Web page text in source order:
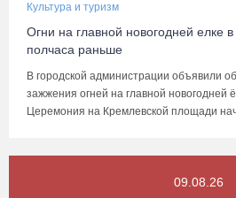
Культура и туризм
Огни на главной новогодней елке в
полчаса раньше
В городской администрации объявили
зажжения огней на главной новогодней
Церемония на Кремлевской площади
09.08.26